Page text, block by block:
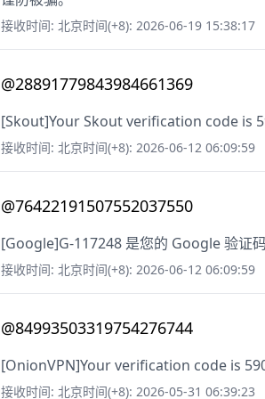
接收时间: 北京时间(+8): 2026-06-19 15:38:17
@28891779843984661369
[Skout]Your Skout verification code is
接收时间: 北京时间(+8): 2026-06-12 06:09:59
@76422191507552037550
[Google]G-117248 是您的 Google 验证码
接收时间: 北京时间(+8): 2026-06-12 06:09:59
@84993503319754276744
[OnionVPN]Your verification code is
接收时间: 北京时间(+8): 2026-05-31 06:39:23